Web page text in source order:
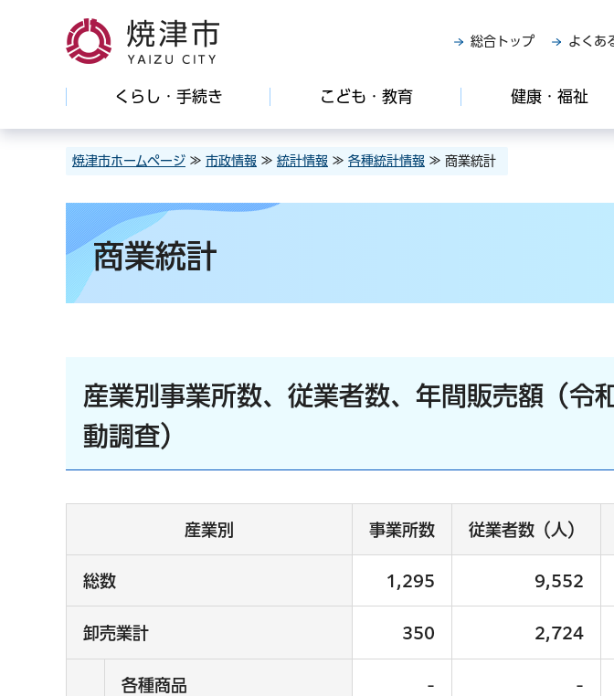
焼津市
総合トップ よくあ
くらし・手続き こども・教育 健康・福祉
焼津市ホームページ ≫ 市政情報 ≫ 統計情報 ≫ 各種統計情報 ≫ 商業統計
商業統計
産業別事業所数、従業者数、年間販売額（令
動調査）
産業別 事業所数 従業者数（人）
総数 1,295 9,552
卸売業計 350 2,724
各種商品 - -